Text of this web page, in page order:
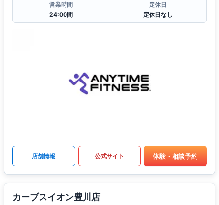
営業時間
24:00間
定休日
定休日なし
店舗情報 公式サイト 体験・相談予約
カーブスイオン豊川店